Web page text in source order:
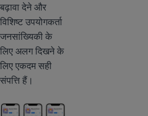
बढ़ावा देने और
विशिष्ट उपयोगकर्ता
जनसांख्यिकी के
लिए अलग दिखने के
लिए एकदम सही
संपत्ति हैं।